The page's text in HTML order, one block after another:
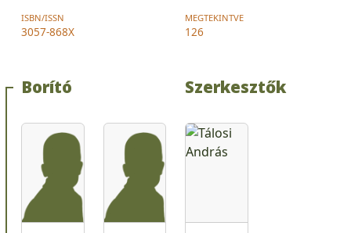
ISBN/ISSN
3057-868X
MEGTEKINTVE
126
Borító Szerkesztők